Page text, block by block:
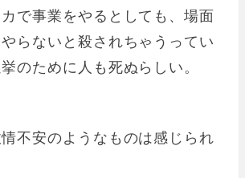
で事業をやるとしても、場面
らないと殺されちゃうってい
のために人も死ぬらしい。
不安のようなものは感じられ